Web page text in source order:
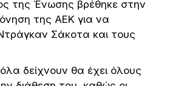
της Ένωσης βρέθηκε στην
της ΑΕΚ για να
Σάκοτα και τους
δείχνουν θα έχει όλους